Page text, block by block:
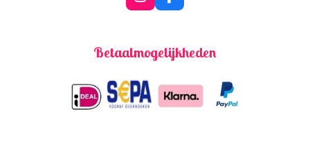
n
a
r
a
m
a
b
k
Betaalmogelijkheden